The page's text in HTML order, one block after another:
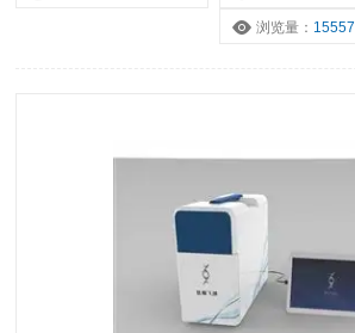
浏览量： 15557